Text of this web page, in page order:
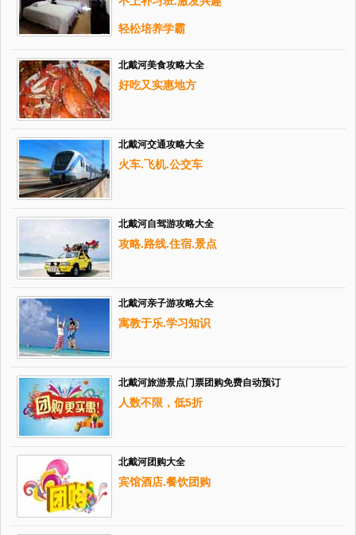
轻松培养学霸
北戴河美食攻略大全
好吃又实惠地方
北戴河交通攻略大全
火车.飞机.公交车
北戴河自驾游攻略大全
攻略.路线.住宿.景点
北戴河亲子游攻略大全
寓教于乐.学习知识
北戴河旅游景点门票团购免费自动预订
人数不限，低5折
北戴河团购大全
宾馆酒店.餐饮团购